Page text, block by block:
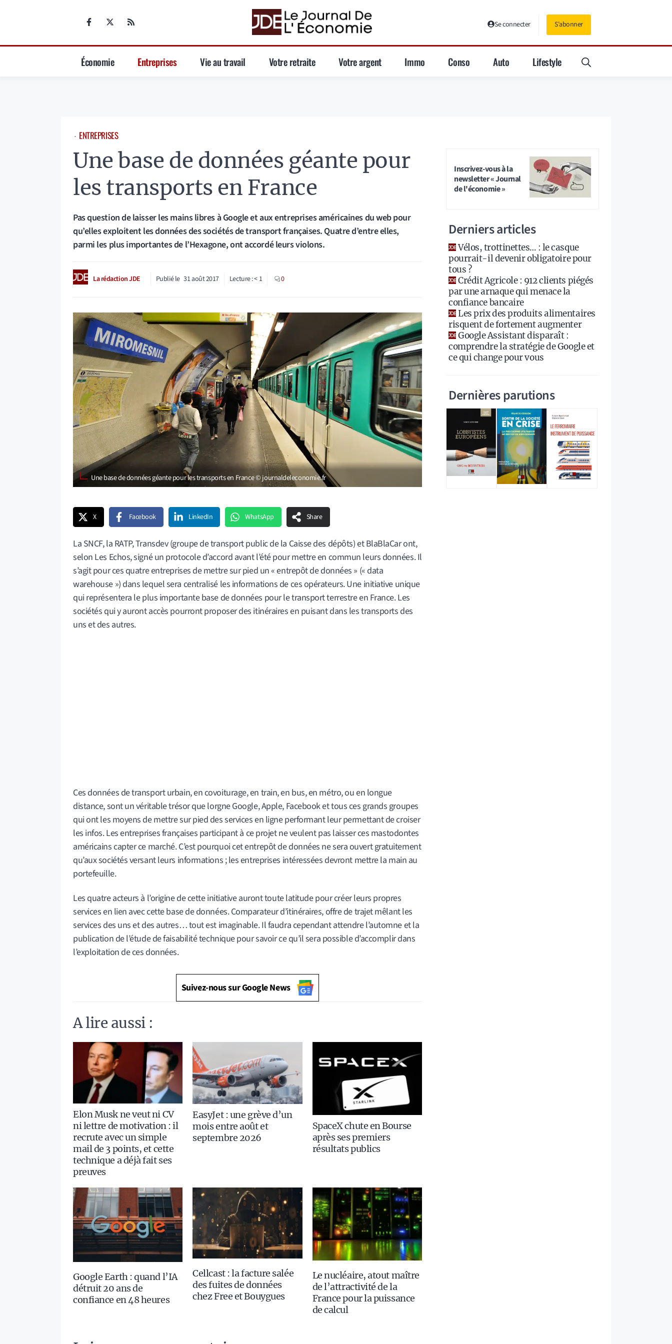
Se connecter S'abonner
Économie Entreprises Vie au travail Votre retraite Votre argent Immo Conso Auto Lifestyle
⋅ ENTREPRISES
Une base de données géante pour
les transports en France
Pas question de laisser les mains libres à Google et aux entreprises américaines du web pour
qu’elles exploitent les données des sociétés de transport françaises. Quatre d’entre elles,
parmi les plus importantes de l’Hexagone, ont accordé leurs violons.
La rédaction JDE Publié le 31 août 2017 Lecture :< 1 0
Une base de données géante pour les transports en France © journaldeleconomie.fr
X Facebook LinkedIn WhatsApp Share
La SNCF, la RATP, Transdev (groupe de transport public de la Caisse des dépôts) et BlaBlaCar ont,
selon Les Echos, signé un protocole d’accord avant l’été pour mettre en commun leurs données. Il
s’agit pour ces quatre entreprises de mettre sur pied un « entrepôt de données » (« data
warehouse ») dans lequel sera centralisé les informations de ces opérateurs. Une initiative unique
qui représentera le plus importante base de données pour le transport terrestre en France. Les
sociétés qui y auront accès pourront proposer des itinéraires en puisant dans les transports des
uns et des autres.
Ces données de transport urbain, en covoiturage, en train, en bus, en métro, ou en longue
distance, sont un véritable trésor que lorgne Google, Apple, Facebook et tous ces grands groupes
qui ont les moyens de mettre sur pied des services en ligne performant leur permettant de croiser
les infos. Les entreprises françaises participant à ce projet ne veulent pas laisser ces mastodontes
américains capter ce marché. C’est pourquoi cet entrepôt de données ne sera ouvert gratuitement
qu’aux sociétés versant leurs informations ; les entreprises intéressées devront mettre la main au
portefeuille.
Les quatre acteurs à l’origine de cette initiative auront toute latitude pour créer leurs propres
services en lien avec cette base de données. Comparateur d’itinéraires, offre de trajet mêlant les
services des uns et des autres… tout est imaginable. Il faudra cependant attendre l’automne et la
publication de l’étude de faisabilité technique pour savoir ce qu’il sera possible d’accomplir dans
l’exploitation de ces données.
Suivez-nous sur Google News
A lire aussi :
Elon Musk ne veut ni CV
ni lettre de motivation : il
recrute avec un simple
mail de 3 points, et cette
technique a déjà fait ses
preuves
EasyJet : une grève d’un
mois entre août et
septembre 2026
SpaceX chute en Bourse
après ses premiers
résultats publics
Google Earth : quand l’IA
détruit 20 ans de
confiance en 48 heures
Cellcast : la facture salée
des fuites de données
chez Free et Bouygues
Le nucléaire, atout maître
de l’attractivité de la
France pour la puissance
de calcul
Inscrivez-vous à la
newsletter « Journal
de l'économie »
Derniers articles
Vélos, trottinettes… : le casque
pourrait-il devenir obligatoire pour
tous ?
Crédit Agricole : 912 clients piégés
par une arnaque qui menace la
confiance bancaire
Les prix des produits alimentaires
risquent de fortement augmenter
Google Assistant disparaît :
comprendre la stratégie de Google et
ce qui change pour vous
Dernières parutions